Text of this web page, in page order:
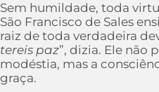
Sem humildade, toda
São Francisco de Sales
raiz de toda verdadeira
tereis paz”, dizia. Ele não
modéstia, mas a
graça.